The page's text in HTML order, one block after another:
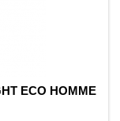
ECO HOMME